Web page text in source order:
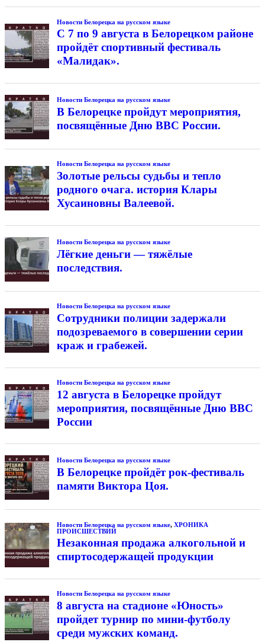
Новости Белорецка на русском языке
С 7 по 9 августа в Белорецком районе
пройдёт спортивный фестиваль
«Малидак».
Новости Белорецка на русском языке
В Белорецке пройдут мероприятия,
посвящённые Дню ВВС России.
Новости Белорецка на русском языке
Золотые рельсы судьбы и тепло
родного очага. история Клары
Хусаиновны Валеевой.
Новости Белорецка на русском языке
Лёгкие деньги — тяжёлые
последствия.
Новости Белорецка на русском языке
Сотрудники полиции задержали
подозреваемого в совершении серии
краж и грабежей.
Новости Белорецка на русском языке
12 августа в Белорецке пройдут
мероприятия, посвящённые Дню ВВС
России
Новости Белорецка на русском языке
В Белорецке пройдёт рок-фестиваль
памяти Виктора Цоя.
Новости Белорецка на русском языке, ХРОНИКА
ПРОИСШЕСТВИЙ
Незаконная продажа алкогольной и
спиртосодержащей продукции
Новости Белорецка на русском языке
8 августа на стадионе «Юность»
пройдет турнир по мини-футболу
среди мужских команд.